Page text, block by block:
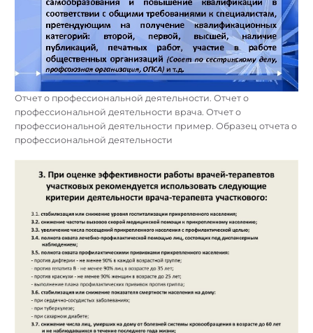
Отчет о профессиональной деятельности. Отчет о
профессиональной деятельности врача. Отчет о
профессиональной деятельности пример. Образец отчета о
профессиональной деятельности